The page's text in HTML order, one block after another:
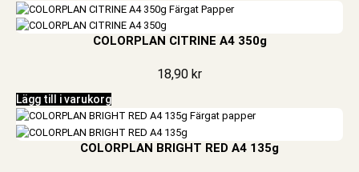
COLORPLAN CITRINE A4 350g
18,90 kr
Lägg till i varukorg
COLORPLAN BRIGHT RED A4 135g